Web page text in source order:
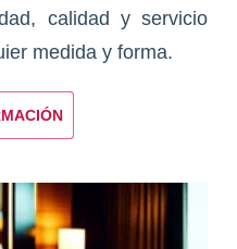
calidad y servicio
medida y forma.